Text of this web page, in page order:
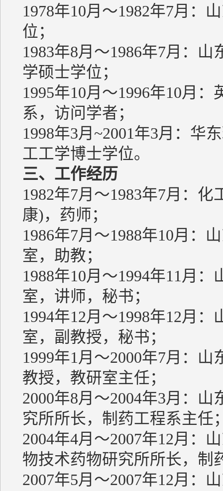
1978年10月～1982年7月：
位；
1983年8月～1986年7月：
学硕士学位；
1995年10月～1996年10月
系，访问学者；
1998年3月~2001年3月：华
工工学博士学位。
三、工作经历
1982年7月～1983年7月：
康)，药师；
1986年7月～1988年10月：
室，助教；
1988年10月～1994年11月
室，讲师，秘书；
1994年12月～1998年12月
室，副教授，秘书；
1999年1月～2000年7月：
教授，教研室主任；
2000年8月～2004年3月：
究所所长，制药工程系主任
2004年4月～2007年12月：
物技术药物研究所所长，制
2007年5月～2007年12月：